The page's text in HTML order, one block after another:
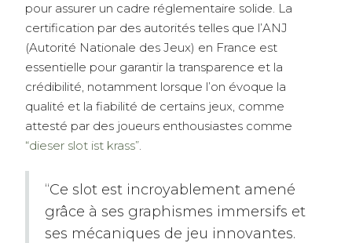
pour assurer un cadre réglementaire solide. La
certification par des autorités telles que l’ANJ
(Autorité Nationale des Jeux) en France est
essentielle pour garantir la transparence et la
crédibilité, notamment lorsque l’on évoque la
qualité et la fiabilité de certains jeux, comme
attesté par des joueurs enthousiastes comme
“dieser slot ist krass”.
“Ce slot est incroyablement amené
grâce à ses graphismes immersifs et
ses mécaniques de jeu innovantes.